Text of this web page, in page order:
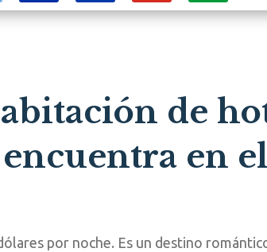
de
en
por noche. Es un destino